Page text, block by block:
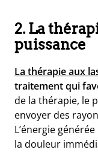
2. La
puissance
La thérapie aux
traitement qui
de la thérapie, le
envoyer des
L’énergie
la douleur